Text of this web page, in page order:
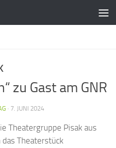
zu Gast am GNR
· 7. JUNI 2024
Theatergruppe Pisak aus
Theaterstück